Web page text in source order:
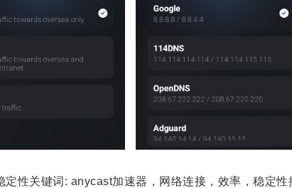
关键词: anycast加速器，网络连接，效率，稳定性